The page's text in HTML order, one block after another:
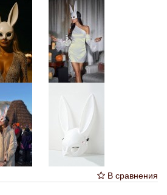
В сравнения